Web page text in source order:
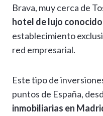
Brava, muy cerca de
hotel de lujo
establecimiento
red empresarial.
Este tipo de
puntos de España,
inmobiliarias en